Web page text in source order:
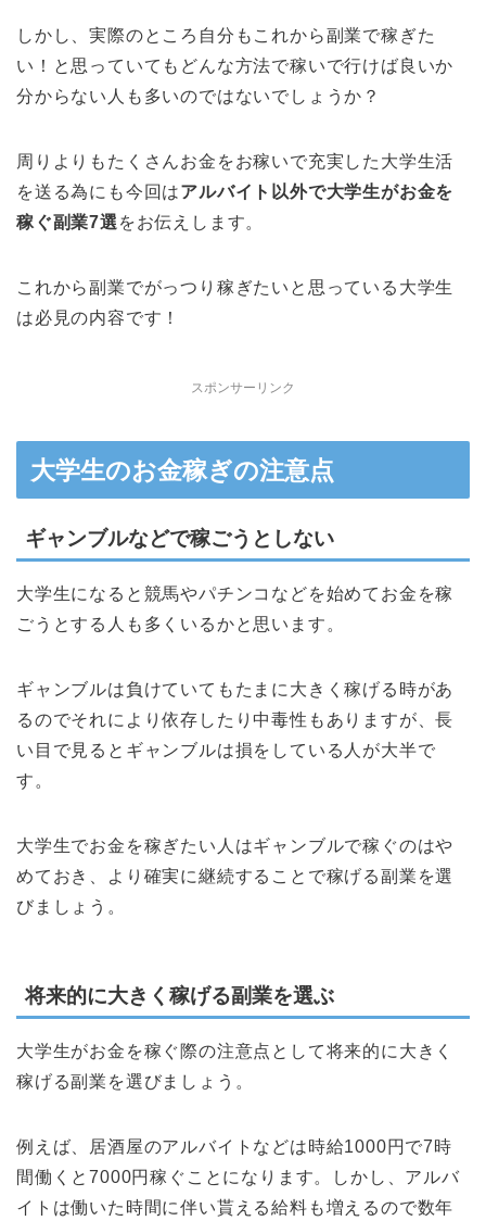
しかし、実際のところ自分もこれから副業で稼ぎた
い！と思っていてもどんな方法で稼いで行けば良いか
分からない人も多いのではないでしょうか？
周りよりもたくさんお金をお稼いで充実した大学生活
を送る為にも今回はアルバイト以外で大学生がお金を
稼ぐ副業7選 をお伝えします。
これから副業でがっつり稼ぎたいと思っている大学生
は必見の内容です！
スポンサーリンク
大学生のお金稼ぎの注意点
ギャンブルなどで稼ごうとしない
大学生になると競馬やパチンコなどを始めてお金を稼
ごうとする人も多くいるかと思います。
ギャンブルは負けていてもたまに大きく稼げる時があ
るのでそれにより依存したり中毒性もありますが、長
い目で見るとギャンブルは損をしている人が大半で
す。
大学生でお金を稼ぎたい人はギャンブルで稼ぐのはや
めておき、より確実に継続することで稼げる副業を選
びましょう。
将来的に大きく稼げる副業を選ぶ
大学生がお金を稼ぐ際の注意点として将来的に大きく
稼げる副業を選びましょう。
例えば、居酒屋のアルバイトなどは時給1000円で7時
間働くと7000円稼ぐことになります。しかし、アルバ
イトは働いた時間に伴い貰える給料も増えるので数年